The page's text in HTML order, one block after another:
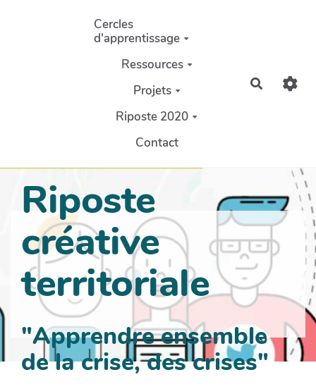
Aller au contenu principal
Cercles
d'apprentissage
Ressources
Projets
Riposte 2020
Contact
Riposte
créative
territoriale
"Apprendre ensemble
de la crise, des crises"